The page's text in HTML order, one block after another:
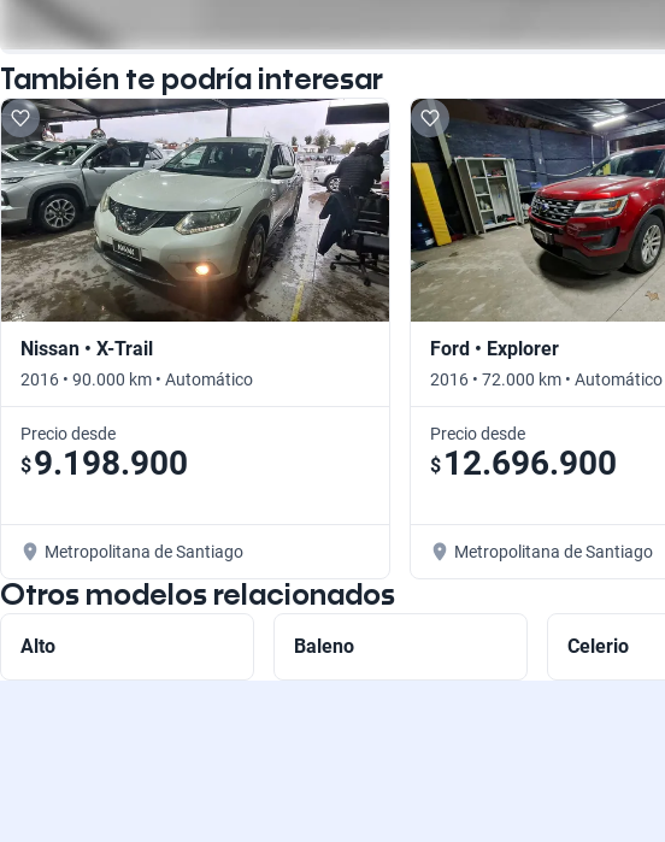
También te podría interesar
Nissan • X-Trail
2016 • 90.000 km • Automático
Precio desde
$9.198.900
Metropolitana de Santiago
Ford • Explorer
2016 • 72.000 km • Automático
Precio desde
$ 12.696.900
Metropolitana de Santiago
Otros modelos relacionados
Alto Baleno Celerio